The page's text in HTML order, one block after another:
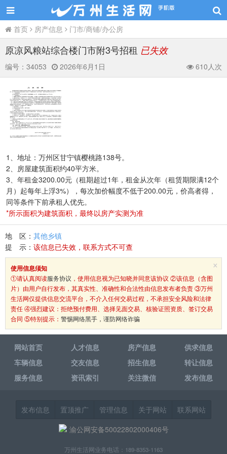
首页 房产信息 门市/商铺/办公房
原凉风粮站综合楼门市附3号招租 已失效
编号： 34053 2026年6月1日 610人次
1、地址：万州区甘宁镇樱桃路138号。
2、房屋建筑面积约40平方米。
3、年租金3200.00元（租期超过1年，租金从次年（租赁期限满12个
月）起每年上浮3%），每次加价幅度不低于200.00元，价高者得，
同等条件下前承租人优先。
*所示面积为建筑面积，最终以房产实测为准
地 区： 其他乡镇
提 示： 该信息已失效，联系方式不可查
×
使用信息须知
①请认真阅读服务协议 ，使用信息视为已知晓并同意该协议 ②该信息（含图
片）由用户自行发布，其真实性、准确性和合法性由信息发布者负责 ③万州
生活网仅提供信息交流平台，不介入任何交易过程，不承担安全风险和法律
责任 ④强烈建议：拒绝预付费用、选择见面交易、核验证照资质、签订交易
合同 ⑤特别提示： 警惕网络黑手，谨防网络诈骗
网站首页 人才信息 房产信息
供求信息
车辆信息
交友信息 招生信息
转让信息
服务信息
资讯索引 关注微信 发布信息
发布信息 置顶推广 管理信息 关于网站
联系网站
渝公网安备50022802000406号
万州生活网业务电话：189-8353-1163